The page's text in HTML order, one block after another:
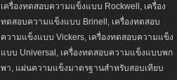
เครื่องทดสอบความแข็งแบบ Rockwell, เครื่อง
ทดสอบความแข็งแบบ Brinell, เครื่องทดสอบ
ความแข็งแบบ Vickers, เครื่องทดสอบความแข็ง
แบบ Universal, เครื่องทดสอบความแข็งแบบพก
พา, แผ่นความแข็งมาตรฐานสำหรับสอบเทียบ